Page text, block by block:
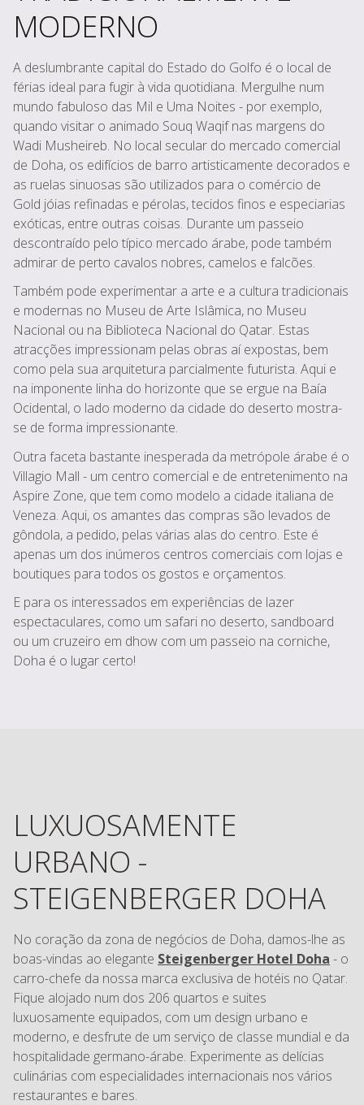
MODERNO
A deslumbrante capital do Estado do Golfo é o local de
férias ideal para fugir à vida quotidiana. Mergulhe num
mundo fabuloso das Mil e Uma Noites - por exemplo,
quando visitar o animado Souq Waqif nas margens do
Wadi Musheireb. No local secular do mercado comercial
de Doha, os edifícios de barro artisticamente decorados e
as ruelas sinuosas são utilizados para o comércio de
Gold jóias refinadas e pérolas, tecidos finos e especiarias
exóticas, entre outras coisas. Durante um passeio
descontraído pelo típico mercado árabe, pode também
admirar de perto cavalos nobres, camelos e falcões.
Também pode experimentar a arte e a cultura tradicionais
e modernas no Museu de Arte Islâmica, no Museu
Nacional ou na Biblioteca Nacional do Qatar. Estas
atracções impressionam pelas obras aí expostas, bem
como pela sua arquitetura parcialmente futurista. Aqui e
na imponente linha do horizonte que se ergue na Baía
Ocidental, o lado moderno da cidade do deserto mostra-
se de forma impressionante.
Outra faceta bastante inesperada da metrópole árabe é o
Villagio Mall - um centro comercial e de entretenimento na
Aspire Zone, que tem como modelo a cidade italiana de
Veneza. Aqui, os amantes das compras são levados de
gôndola, a pedido, pelas várias alas do centro. Este é
apenas um dos inúmeros centros comerciais com lojas e
boutiques para todos os gostos e orçamentos.
E para os interessados em experiências de lazer
espectaculares, como um safari no deserto, sandboard
ou um cruzeiro em dhow com um passeio na corniche,
Doha é o lugar certo!
LUXUOSAMENTE
URBANO -
STEIGENBERGER DOHA
No coração da zona de negócios de Doha, damos-lhe as
boas-vindas ao elegante Steigenberger Hotel Doha - o
carro-chefe da nossa marca exclusiva de hotéis no Qatar.
Fique alojado num dos 206 quartos e suites
luxuosamente equipados, com um design urbano e
moderno, e desfrute de um serviço de classe mundial e da
hospitalidade germano-árabe. Experimente as delícias
culinárias com especialidades internacionais nos vários
restaurantes e bares.